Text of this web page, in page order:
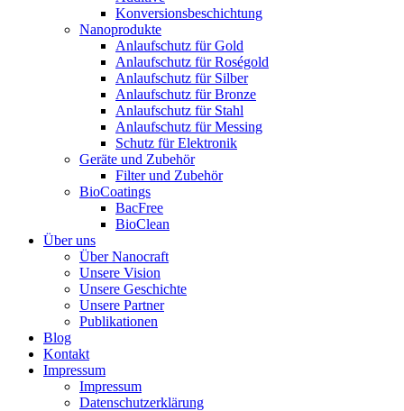
Konversionsbeschichtung
Nanoprodukte
Anlaufschutz für Gold
Anlaufschutz für Roségold
Anlaufschutz für Silber
Anlaufschutz für Bronze
Anlaufschutz für Stahl
Anlaufschutz für Messing
Schutz für Elektronik
Geräte und Zubehör
Filter und Zubehör
BioCoatings
BacFree
BioClean
Über uns
Über Nanocraft
Unsere Vision
Unsere Geschichte
Unsere Partner
Publikationen
Blog
Kontakt
Impressum
Impressum
Datenschutzerklärung